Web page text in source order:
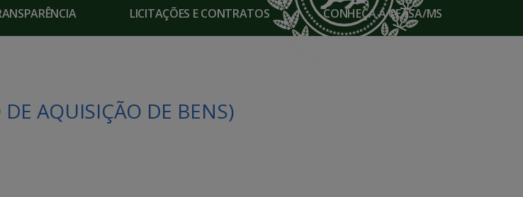
LICITAÇÕES E CONTRATOS CONHEÇA A CEASA/MS
AQUISIÇÃO DE BENS)